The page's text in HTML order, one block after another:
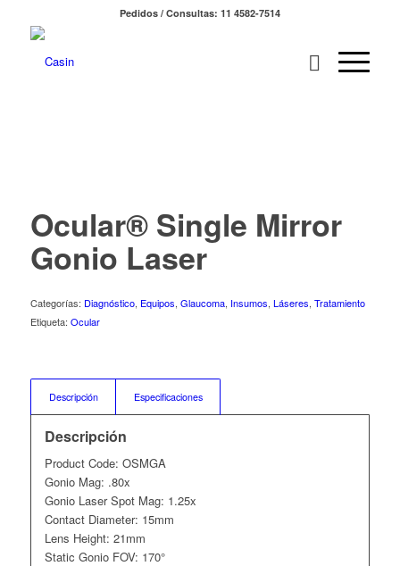
Pedidos / Consultas: 11 4582-7514
Ocular® Single Mirror
Gonio Laser
Categorías: Diagnóstico, Equipos, Glaucoma, Insumos, Láseres, Tratamiento
Etiqueta: Ocular
Descripción Especificaciones
Descripción
Product Code: OSMGA
Gonio Mag: .80x
Gonio Laser Spot Mag: 1.25x
Contact Diameter: 15mm
Lens Height: 21mm
Static Gonio FOV: 170°